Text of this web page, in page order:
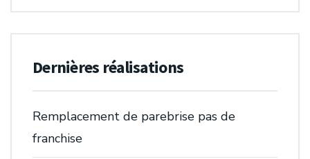
Dernières réalisations
Remplacement de parebrise pas de
franchise